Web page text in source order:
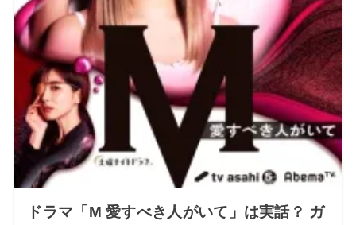
ドラマ「M 愛すべき人がいて」は実話？ ガ